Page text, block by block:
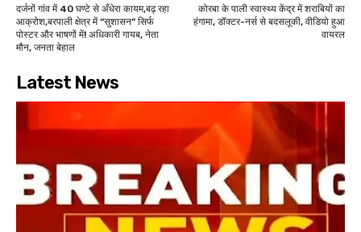
दर्जनों गांव में 40 घण्टे से अँधेरा कायम,बढ़ रहा
आक्रोश,बरपाली क्षेत्र में “सुशासन” सिर्फ
पोस्टर और भाषणों में! अधिकारी गायब, नेता
मौन, जनता बेहाल
कोरबा के पाली स्वास्थ्य केंद्र में शराबियों का
हंगामा, डॉक्टर-नर्स से बदसलूकी, वीडियो हुआ
वायरल
Latest News